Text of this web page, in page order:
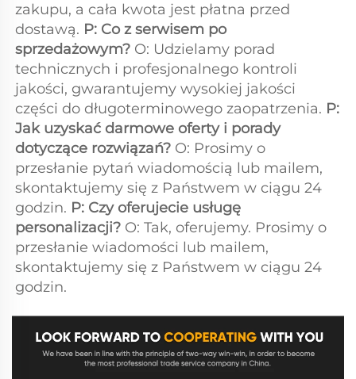
zakupu, a cała kwota jest płatna przed
dostawą. P: Co z serwisem po
sprzedażowym? O: Udzielamy porad
technicznych i profesjonalnego kontroli
jakości, gwarantujemy wysokiej jakości
części do długoterminowego zaopatrzenia. P:
Jak uzyskać darmowe oferty i porady
dotyczące rozwiązań? O: Prosimy o
przesłanie pytań wiadomością lub mailem,
skontaktujemy się z Państwem w ciągu 24
godzin. P: Czy oferujecie usługę
personalizacji? O: Tak, oferujemy. Prosimy o
przesłanie wiadomości lub mailem,
skontaktujemy się z Państwem w ciągu 24
godzin.